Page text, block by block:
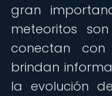
gran
meteoritos
conectan
brindan
la evolución